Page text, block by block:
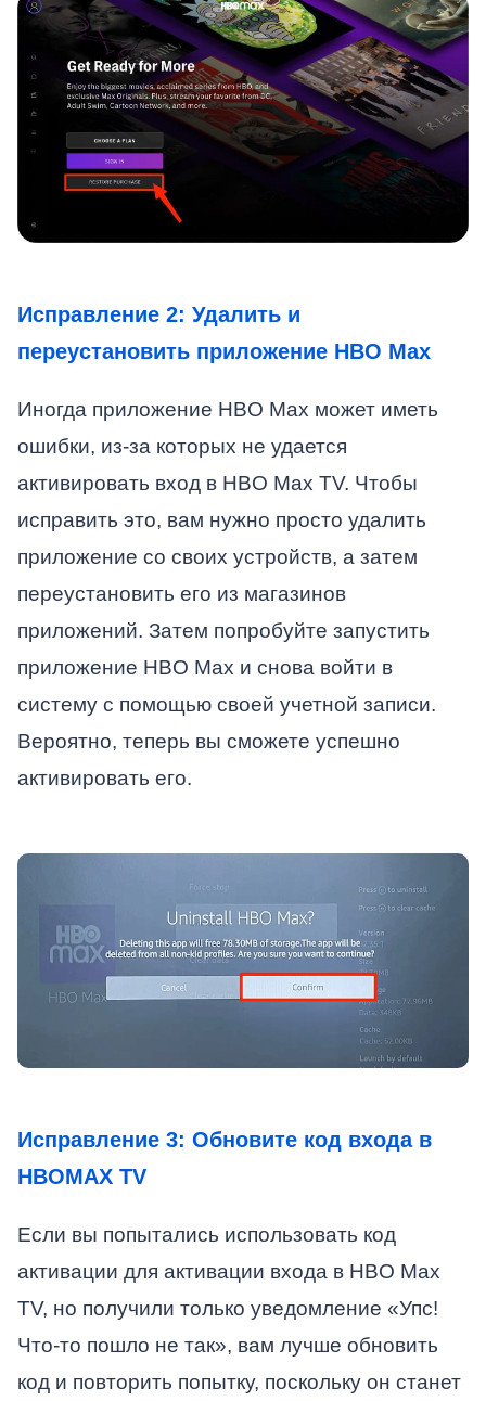
Исправление 2: Удалить и
переустановить приложение HBO Max
Иногда приложение HBO Max может иметь
ошибки, из-за которых не удается
активировать вход в HBO Max TV. Чтобы
исправить это, вам нужно просто удалить
приложение со своих устройств, а затем
переустановить его из магазинов
приложений. Затем попробуйте запустить
приложение HBO Max и снова войти в
систему с помощью своей учетной записи.
Вероятно, теперь вы сможете успешно
активировать его.
Исправление 3: Обновите код входа в
HBOMAX TV
Если вы попытались использовать код
активации для активации входа в HBO Max
TV, но получили только уведомление «Упс!
Что-то пошло не так», вам лучше обновить
код и повторить попытку, поскольку он станет